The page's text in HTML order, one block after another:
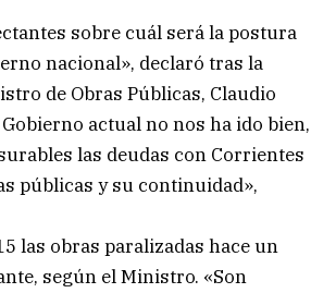
sobre cuál será la postura
nacional», declaró tras la
de Obras Públicas, Claudio
actual no nos ha ido bien,
las deudas con Corrientes
públicas y su continuidad»,
las obras paralizadas hace un
según el Ministro. «Son